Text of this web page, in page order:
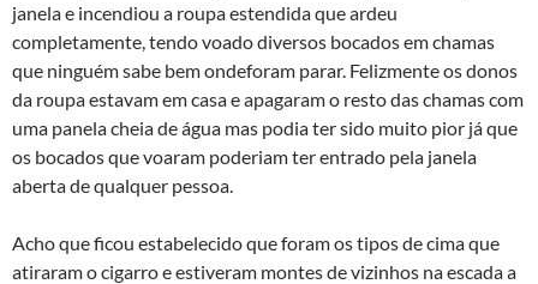
janela e incendiou a roupa estendida que ardeu
completamente, tendo voado diversos bocados em chamas
que ninguém sabe bem ondeforam parar. Felizmente os donos
da roupa estavam em casa e apagaram o resto das chamas com
uma panela cheia de água mas podia ter sido muito pior já que
os bocados que voaram poderiam ter entrado pela janela
aberta de qualquer pessoa.
Acho que ficou estabelecido que foram os tipos de cima que
atiraram o cigarro e estiveram montes de vizinhos na escada a